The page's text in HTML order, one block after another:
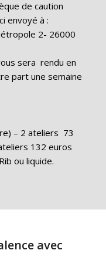
de caution
envoyé à :
2- 26000
sera rendu en
part une semaine
– 2 ateliers 73
132 euros
ou liquide.
avec